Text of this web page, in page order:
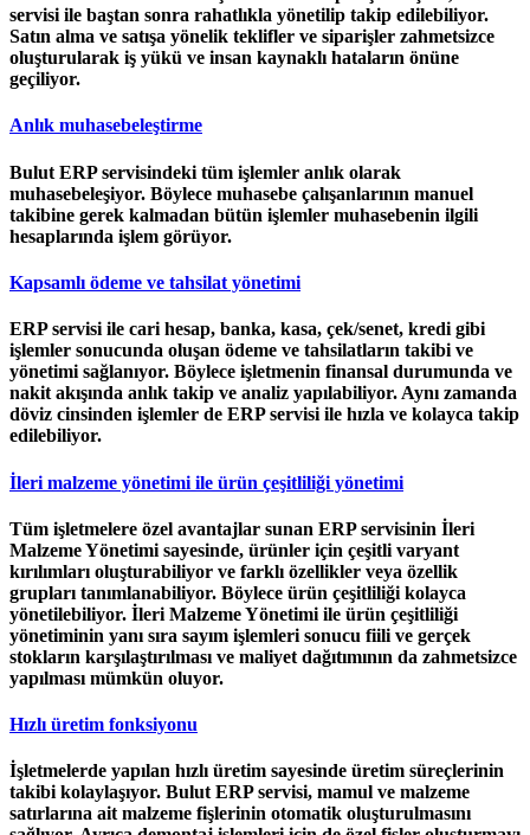
servisi ile baştan sonra rahatlıkla yönetilip takip edilebiliyor.
Satın alma ve satışa yönelik teklifler ve siparişler zahmetsizce
oluşturularak iş yükü ve insan kaynaklı hataların önüne
geçiliyor.
Anlık muhasebeleştirme
Bulut ERP servisindeki tüm işlemler anlık olarak
muhasebeleşiyor. Böylece muhasebe çalışanlarının manuel
takibine gerek kalmadan bütün işlemler muhasebenin ilgili
hesaplarında işlem görüyor.
Kapsamlı ödeme ve tahsilat yönetimi
ERP servisi ile cari hesap, banka, kasa, çek/senet, kredi gibi
işlemler sonucunda oluşan ödeme ve tahsilatların takibi ve
yönetimi sağlanıyor. Böylece işletmenin finansal durumunda ve
nakit akışında anlık takip ve analiz yapılabiliyor. Aynı zamanda
döviz cinsinden işlemler de ERP servisi ile hızla ve kolayca takip
edilebiliyor.
İleri malzeme yönetimi ile ürün çeşitliliği yönetimi
Tüm işletmelere özel avantajlar sunan ERP servisinin İleri
Malzeme Yönetimi sayesinde, ürünler için çeşitli varyant
kırılımları oluşturabiliyor ve farklı özellikler veya özellik
grupları tanımlanabiliyor. Böylece ürün çeşitliliği kolayca
yönetilebiliyor. İleri Malzeme Yönetimi ile ürün çeşitliliği
yönetiminin yanı sıra sayım işlemleri sonucu fiili ve gerçek
stokların karşılaştırılması ve maliyet dağıtımının da zahmetsizce
yapılması mümkün oluyor.
Hızlı üretim fonksiyonu
İşletmelerde yapılan hızlı üretim sayesinde üretim süreçlerinin
takibi kolaylaşıyor. Bulut ERP servisi, mamul ve malzeme
satırlarına ait malzeme fişlerinin otomatik oluşturulmasını